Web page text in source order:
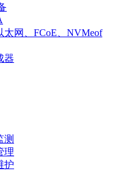
太网、FCoE、NVMeof
器
测
理
护